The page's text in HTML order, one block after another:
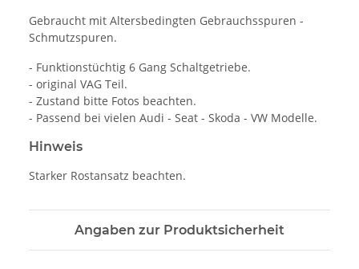
Gebraucht mit Altersbedingten Gebrauchsspuren -
Schmutzspuren.
- Funktionstüchtig 6 Gang Schaltgetriebe.
- original VAG Teil.
- Zustand bitte Fotos beachten.
- Passend bei vielen Audi - Seat - Skoda - VW Modelle.
Hinweis
Starker Rostansatz beachten.
Angaben zur Produktsicherheit